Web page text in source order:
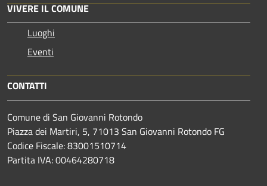
VIVERE IL COMUNE
Luoghi
Eventi
CONTATTI
Comune di San Giovanni Rotondo
Piazza dei Martiri, 5, 71013 San Giovanni Rotondo FG
Codice Fiscale: 83001510714
Partita IVA: 00464280718